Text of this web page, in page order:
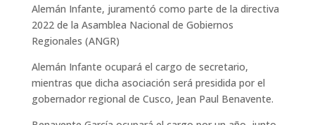
Alemán Infante, juramentó como parte de la directiva
2022 de la Asamblea Nacional de Gobiernos
Regionales (ANGR)
Alemán Infante ocupará el cargo de secretario,
mientras que dicha asociación será presidida por el
gobernador regional de Cusco, Jean Paul Benavente.